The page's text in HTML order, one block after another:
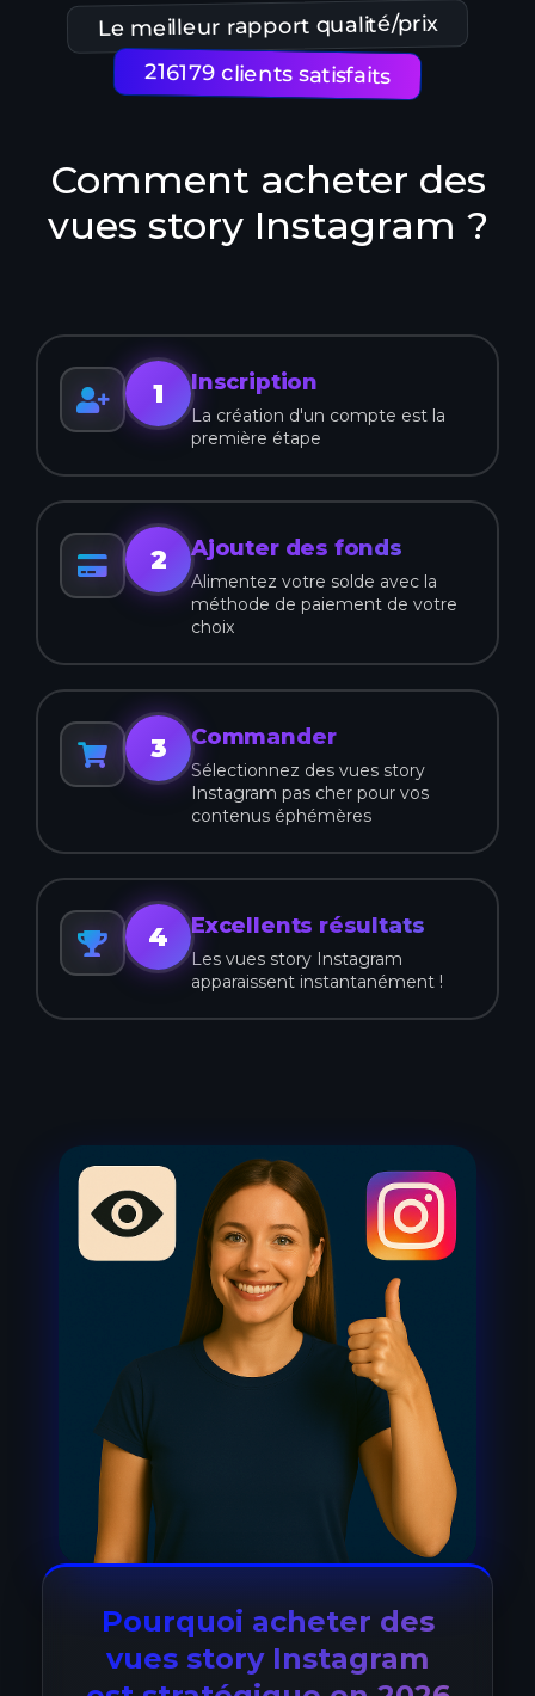
Le meilleur rapport qualité/prix
216179 clients satisfaits
Comment acheter des
vues story Instagram ?
1 Inscription
La création d'un compte est la
première étape
2 Ajouter des fonds
Alimentez votre solde avec la
méthode de paiement de votre
choix
3 Commander
Sélectionnez des vues story
Instagram pas cher pour vos
contenus éphémères
4 Excellents résultats
Les vues story Instagram
apparaissent instantanément !
Pourquoi acheter des
vues story Instagram